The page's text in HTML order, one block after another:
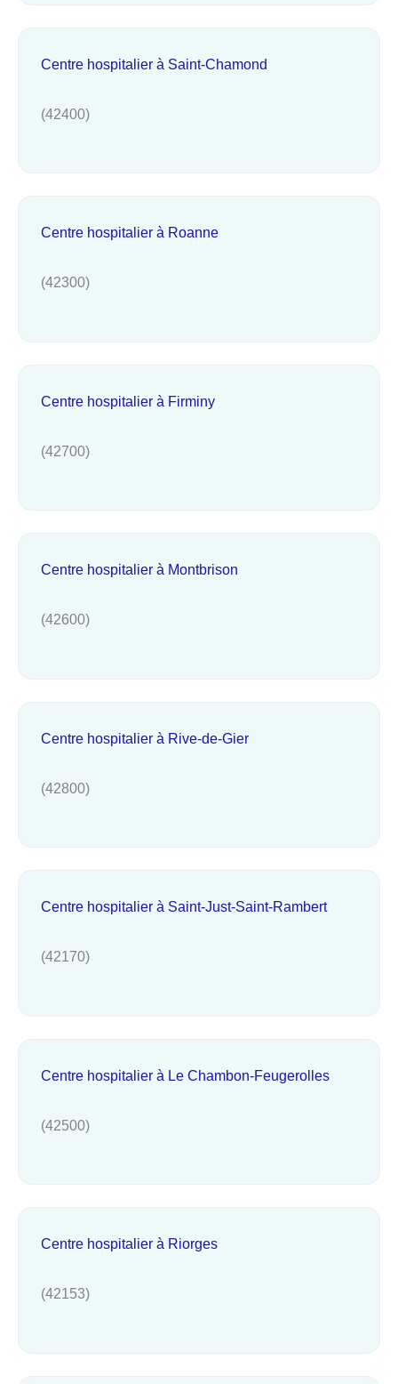
Centre hospitalier à Saint-Chamond
(42400)
Centre hospitalier à Roanne
(42300)
Centre hospitalier à Firminy
(42700)
Centre hospitalier à Montbrison
(42600)
Centre hospitalier à Rive-de-Gier
(42800)
Centre hospitalier à Saint-Just-Saint-Rambert
(42170)
Centre hospitalier à Le Chambon-Feugerolles
(42500)
Centre hospitalier à Riorges
(42153)